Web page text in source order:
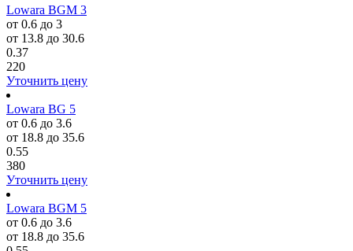
Lowara BGM 3
от 0.6 до 3
от 13.8 до 30.6
0.37
220
Уточнить цену
Lowara BG 5
от 0.6 до 3.6
от 18.8 до 35.6
0.55
380
Уточнить цену
Lowara BGM 5
от 0.6 до 3.6
от 18.8 до 35.6